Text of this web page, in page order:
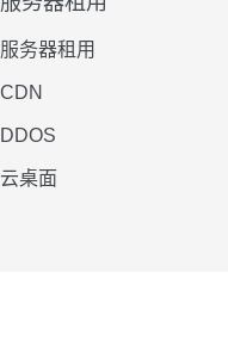
服务器租用
CDN
DDOS
云桌面